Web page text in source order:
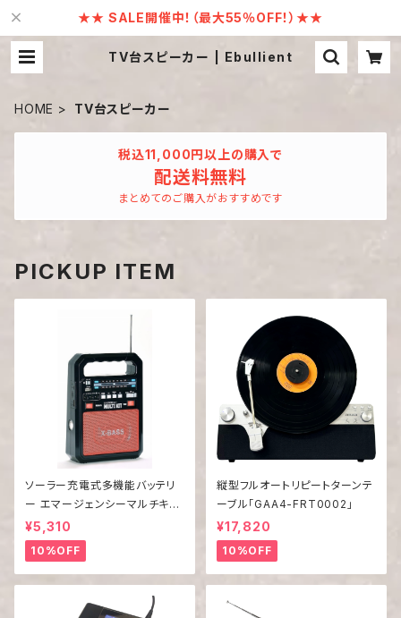
★★ SALE開催中！（最大55％OFF！）★★
TV台スピーカー | Ebullient
HOME TV台スピーカー
税込11,000円以上の購入で
配送料無料
まとめてのご購入がおすすめです
PICKUP ITEM
ソーラー充電式多機能バッテリ
ー エマージェンシーマルチキッ
ト EM-009
¥5,310
10%OFF
縦型フルオートリピートターンテ
ーブル「GAA4-FRT0002」
¥17,820
10%OFF